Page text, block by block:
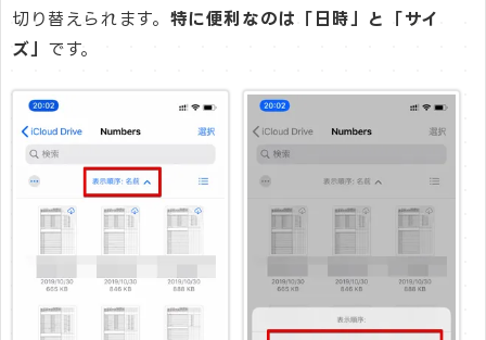
切り替えられます。 特に便利なのは「日時」と「サイ
ズ」 です。